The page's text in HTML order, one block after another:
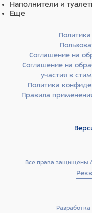
Наполнители и
Еще
Все права защищены
Соглашение на
Соглашение на
участия в
Политика
Правила